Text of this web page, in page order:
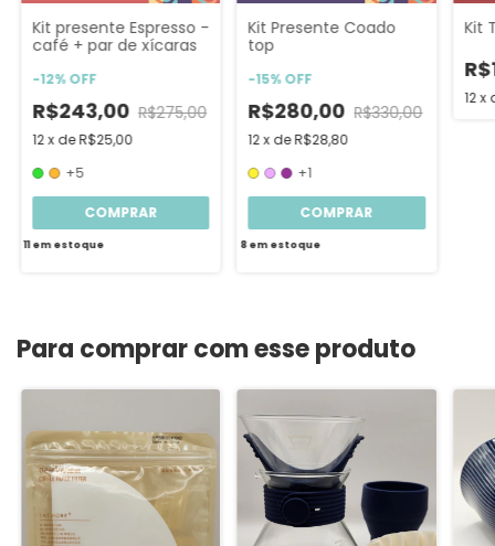
Kit presente Espresso -
café + par de xícaras
-12%OFF
R$243,00 R$275,00
12x deR$25,00
+5
COMPRAR
11em estoque
Kit Presente Coado
top
-15%OFF
R$280,00 R$330,00
12 x deR$28,80
+1
COMPRAR
8em estoque
Kit
12x
Para comprar com esse produto